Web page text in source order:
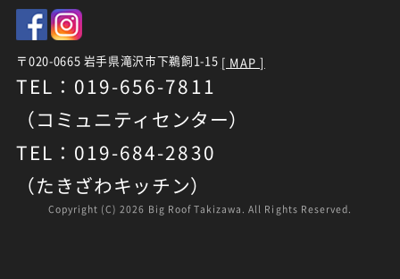
〒020-0665 岩手県滝沢市下鵜飼1-15 [ MAP ]
TEL：019-656-7811
（コミュニティセンター）
TEL：019-684-2830
（たきざわキッチン）
Copyright (C)2026 Big Roof Takizawa. All Rights Reserved.